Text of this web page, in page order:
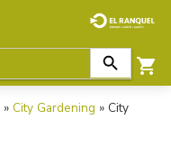
» City Gardening » City